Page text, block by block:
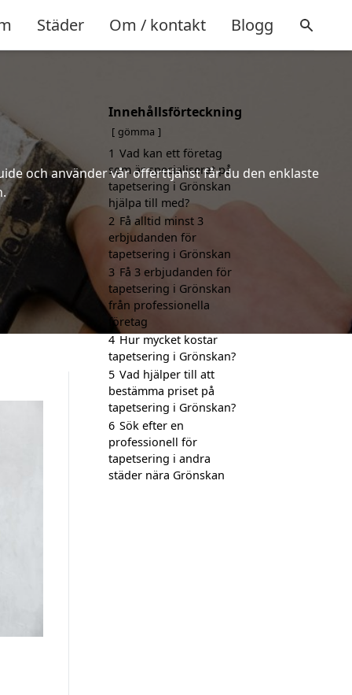
Städer Om / kontakt Blogg
och använder vår offerttjänst får du den enklaste
Innehållsförteckning
gömma
1 Vad kan ett företag
som är specialiserat på
tapetsering i Grönskan
hjälpa till med?
2 Få alltid minst 3
erbjudanden för
tapetsering i Grönskan
3 Få 3 erbjudanden för
tapetsering i Grönskan
från professionella
företag
4 Hur mycket kostar
tapetsering i Grönskan?
5 Vad hjälper till att
bestämma priset på
tapetsering i Grönskan?
6 Sök efter en
professionell för
tapetsering i andra
städer nära Grönskan